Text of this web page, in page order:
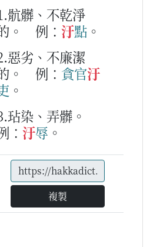
骯髒、不乾淨
。
例： 汙點 。
惡劣、不廉潔
。
例： 貪官汙
。
玷染、弄髒。
： 汙辱 。
複製